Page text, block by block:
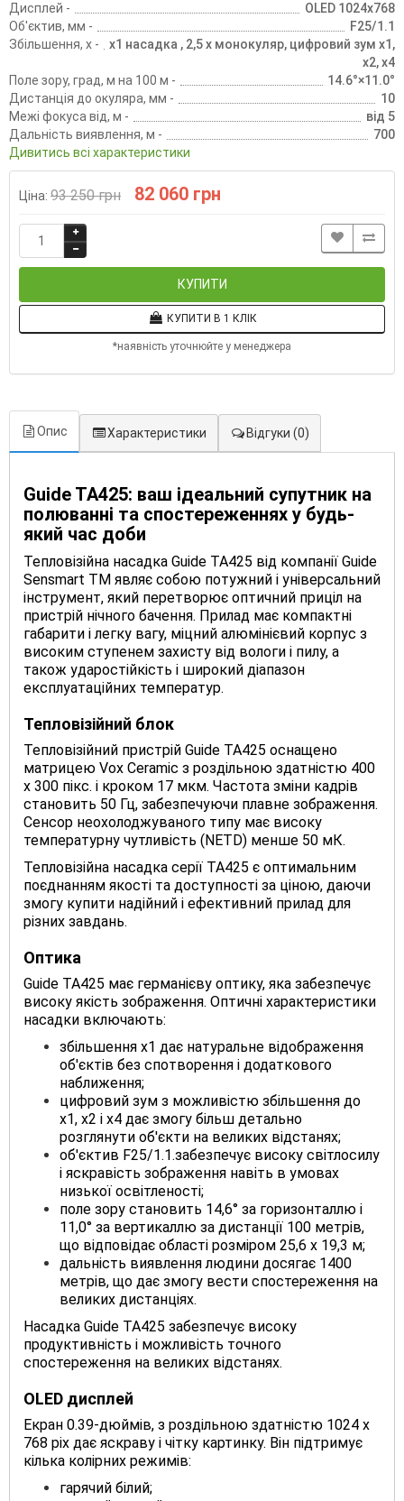
Дисплей -
OLED 1024х768
Об'єктив, мм -
F25/1.1
Збільшення, х -
х1 насадка , 2,5 х монокуляр, цифровий зум х1,
х2, х4
Поле зору, град, м на 100 м -
14.6°×11.0°
Дистанція до окуляра, мм -
10
Межі фокуса від, м -
від 5
Дальність виявлення, м -
700
Дивитись всі характеристики
Ціна: 93 250 грн 82 060 грн
КУПИТИ
КУПИТИ В 1 КЛІК
*наявність уточнюйте у менеджера
Опис Характеристики Відгуки (0)
Guide TA425: ваш ідеальний супутник на
полюванні та спостереженнях у будь-
який час доби
Тепловізійна насадка Guide TA425 від компанії Guide
Sensmart ТМ являє собою потужний і універсальний
інструмент, який перетворює оптичний приціл на
пристрій нічного бачення. Прилад має компактні
габарити і легку вагу, міцний алюмінієвий корпус з
високим ступенем захисту від вологи і пилу, а
також ударостійкість і широкий діапазон
експлуатаційних температур.
Тепловізійний блок
Тепловізійний пристрій Guide TA425 оснащено
матрицею Vox Ceramic з роздільною здатністю 400
х 300 пікс. і кроком 17 мкм. Частота зміни кадрів
становить 50 Гц, забезпечуючи плавне зображення.
Сенсор неохолоджуваного типу має високу
температурну чутливість (NETD) менше 50 мК.
Тепловізійна насадка серії TA425 є оптимальним
поєднанням якості та доступності за ціною, даючи
змогу купити надійний і ефективний прилад для
різних завдань.
Оптика
Guide TA425 має германієву оптику, яка забезпечує
високу якість зображення. Оптичні характеристики
насадки включають:
збільшення х1 дає натуральне відображення
об'єктів без спотворення і додаткового
наближення;
цифровий зум з можливістю збільшення до
х1, х2 і х4 дає змогу більш детально
розглянути об'єкти на великих відстанях;
об'єктив F25/1.1.забезпечує високу світлосилу
і яскравість зображення навіть в умовах
низької освітленості;
поле зору становить 14,6° за горизонталлю і
11,0° за вертикаллю за дистанції 100 метрів,
що відповідає області розміром 25,6 х 19,3 м;
дальність виявлення людини досягає 1400
метрів, що дає змогу вести спостереження на
великих дистанціях.
Насадка Guide TA425 забезпечує високу
продуктивність і можливість точного
спостереження на великих відстанях.
OLED дисплей
Екран 0.39-дюймів, з роздільною здатністю 1024 х
768 pix дає яскраву і чітку картинку. Він підтримує
кілька колірних режимів:
гарячий білий;